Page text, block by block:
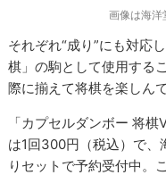
画像は海洋
それぞれ“成り”にも対応
棋」の駒として使用する
際に揃えて将棋を楽しん
「カプセルダンボー 将
は1回300円（税込）で、
りセットで予約受付中。